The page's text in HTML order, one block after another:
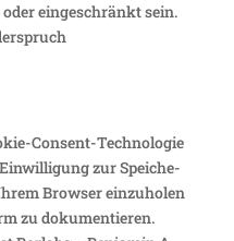
einge­schränkt sein.
Consent-Tech­no­logie
zur Spei­che­
Browser einzu­holen
zu doku­men­tieren.